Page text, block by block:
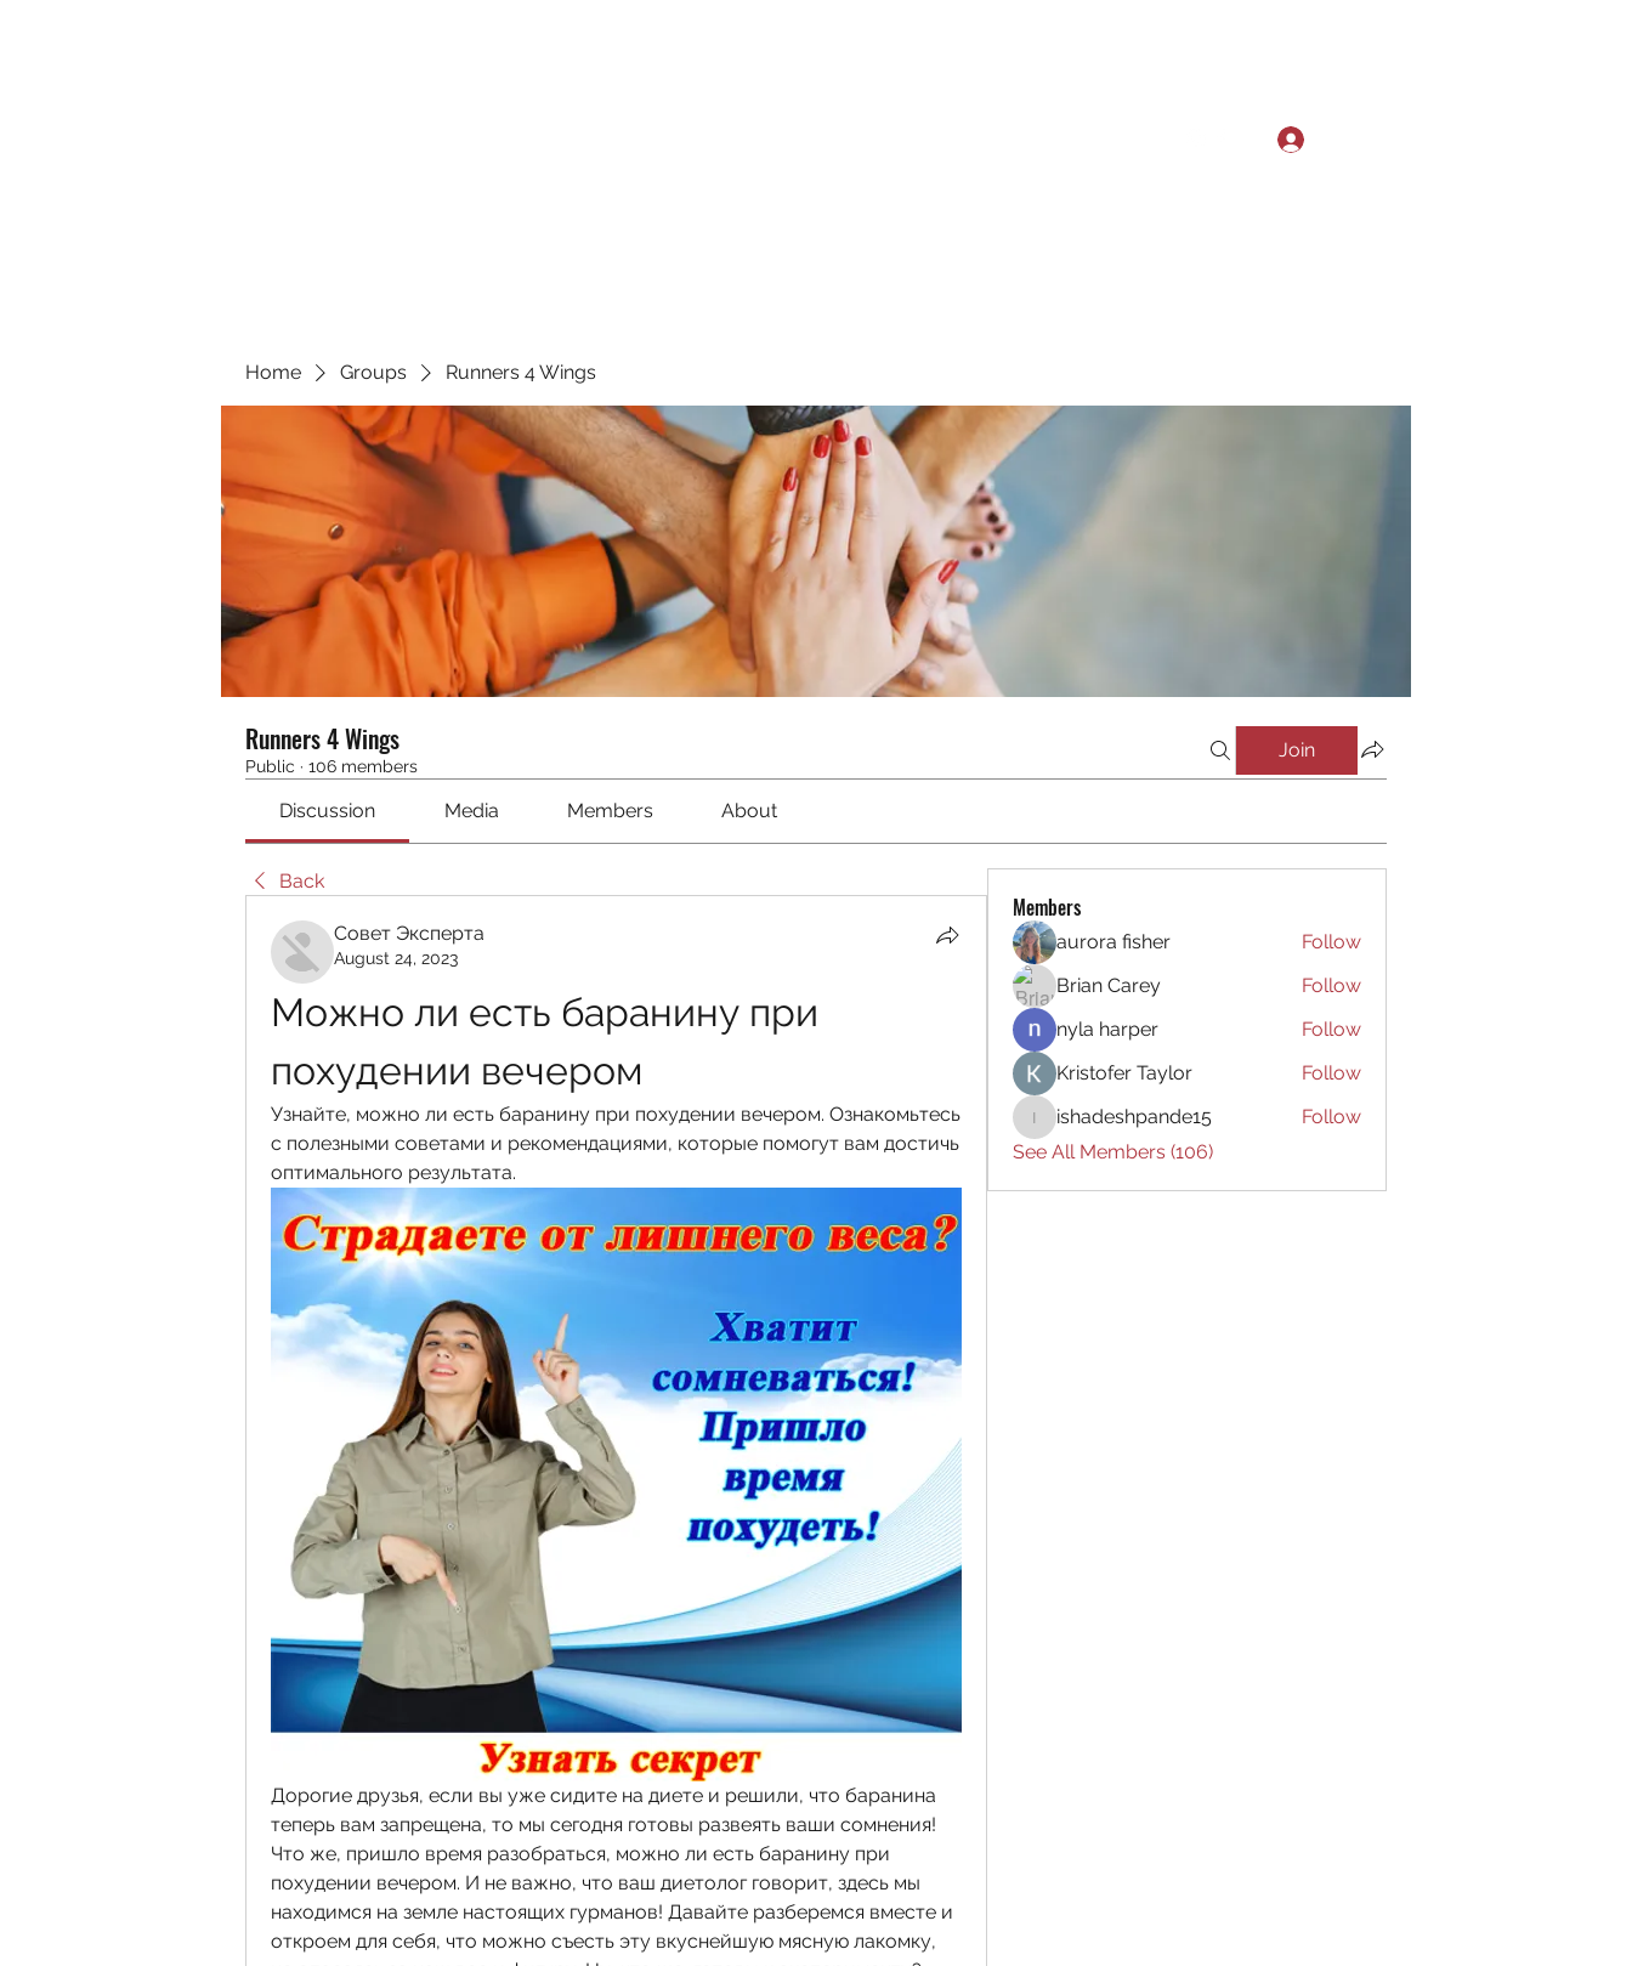
Home Groups Runners 4 Wings
Runners 4 Wings
Public · 106 members
Join
Discussion Media Members About
Back
Совет Эксперта
August 24, 2023
Можно ли есть баранину при
похудении вечером
Узнайте, можно ли есть баранину при похудении вечером. Ознакомьтесь
с полезными советами и рекомендациями, которые помогут вам достичь
оптимального результата.
Дорогие друзья, если вы уже сидите на диете и решили, что баранина
теперь вам запрещена, то мы сегодня готовы развеять ваши сомнения!
Что же, пришло время разобраться, можно ли есть баранину при
похудении вечером. И не важно, что ваш диетолог говорит, здесь мы
находимся на земле настоящих гурманов! Давайте разберемся вместе и
откроем для себя, что можно съесть эту вкуснейшую мясную лакомку,
Members
aurora fisher
Follow
Brian Carey
Follow
nyla harper
Follow
Kristofer Taylor
Follow
ishadeshpande15
ishadeshpande15
Follow
See All Members (106)